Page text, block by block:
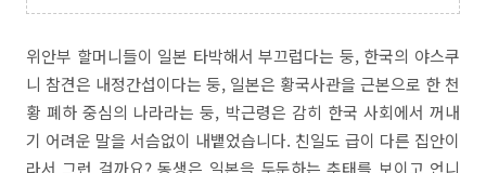
위안부 할머니들이 일본 타박해서 부끄럽다는 둥, 한국의 야스쿠
니 참견은 내정간섭이다는 둥, 일본은 황국사관을 근본으로 한 천
황 폐하 중심의 나라라는 둥, 박근령은 감히 한국 사회에서 꺼내
기 어려운 말을 서슴없이 내뱉었습니다. 친일도 급이 다른 집안이
라서 그런 걸까요? 동생은 일본을 두둔하는 추태를 보이고 언니